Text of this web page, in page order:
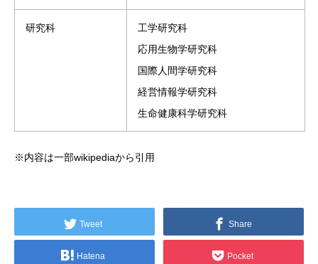
研究科
工学研究科
応用生物学研究科
国際人間学研究科
経営情報学研究科
生命健康科学研究科
※内容は一部wikipediaから引用
Tweet Share
Hatena Pocket